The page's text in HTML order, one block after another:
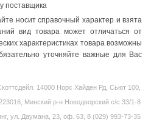
поставщика
носит справочный характер и взята
вид товара может отличаться от
характеристиках товара возможны
уточняйте важные для Вас
14000 Норс Хайден Рд, Сьют 100,
Минский р-н Новодворский с/с 33/1-8
ул. Даумана, 23, оф. 63, 8 (029) 993-73-35